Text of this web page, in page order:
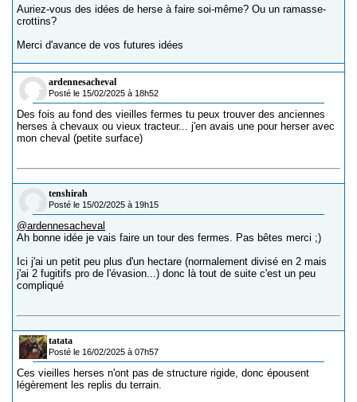
Auriez-vous des idées de herse à faire soi-même? Ou un ramasse-
crottins?
Merci d'avance de vos futures idées
ardennesacheval
Posté le 15/02/2025 à 18h52
Des fois au fond des vieilles fermes tu peux trouver des anciennes
herses à chevaux ou vieux tracteur... j'en avais une pour herser avec
mon cheval (petite surface)
tenshirah
Posté le 15/02/2025 à 19h15
@ardennesacheval
Ah bonne idée je vais faire un tour des fermes. Pas bêtes merci ;)
Ici j'ai un petit peu plus d'un hectare (normalement divisé en 2 mais
j'ai 2 fugitifs pro de l'évasion...) donc là tout de suite c'est un peu
compliqué
tatata
Posté le 16/02/2025 à 07h57
Ces vieilles herses n'ont pas de structure rigide, donc épousent
légèrement les replis du terrain.